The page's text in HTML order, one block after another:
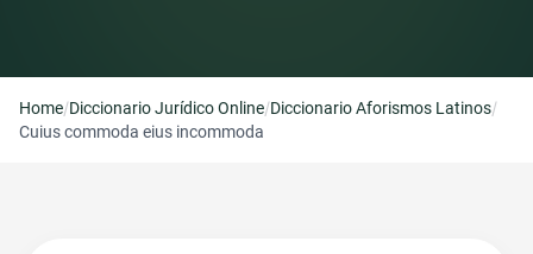
Home/Diccionario Jurídico Online/Diccionario Aforismos Latinos/
Cuius commoda eius incommoda